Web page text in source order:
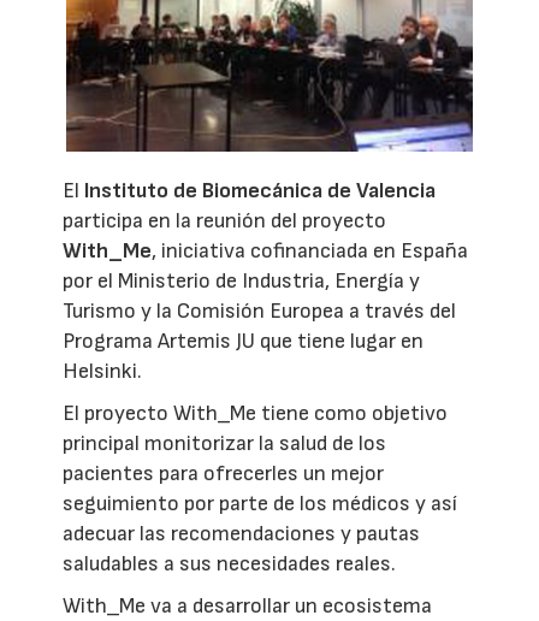
El Instituto de Biomecánica de Valencia
participa en la reunión del proyecto
With_Me, iniciativa cofinanciada en España
por el Ministerio de Industria, Energía y
Turismo y la Comisión Europea a través del
Programa Artemis JU que tiene lugar en
Helsinki.
El proyecto With_Me tiene como objetivo
principal monitorizar la salud de los
pacientes para ofrecerles un mejor
seguimiento por parte de los médicos y así
adecuar las recomendaciones y pautas
saludables a sus necesidades reales.
With_Me va a desarrollar un ecosistema